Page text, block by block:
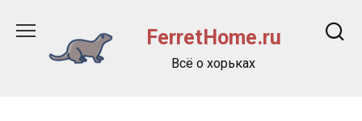
содержанию
FerretHome.ru
Всё о хорьках